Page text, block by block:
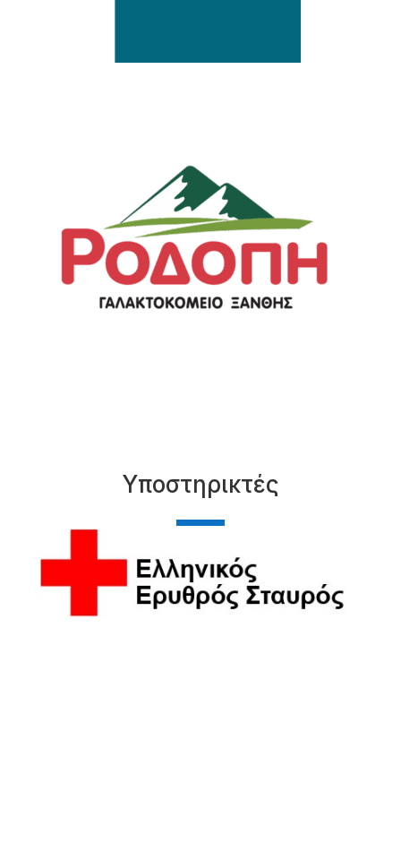
Υποστηρικτές